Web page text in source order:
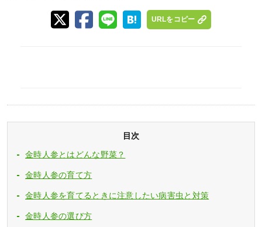
URLをコピー
目次
金時人参とはどんな野菜？
金時人参の育て方
金時人参を育てるときに注意したい病害虫と対策
金時人参の選び方